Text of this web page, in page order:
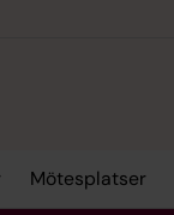
Mötesplatser